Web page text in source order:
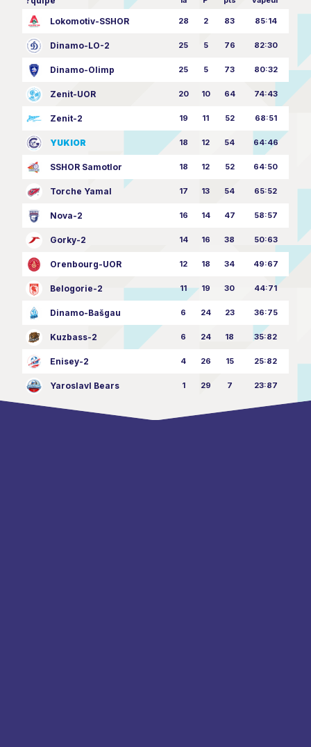
Lokomotiv-SSHOR 28 2 83 85:14
Dinamo-LO-2 25 5 76 82:30
Dinamo-Olimp 25 5 73 80:32
Zenit-UOR 20 10 64 74:43
Zenit-2 19 11 52 68:51
YUKIOR 18 12 54 64:46
SSHOR Samotlor 18 12 52 64:50
Torche Yamal 17 13 54 65:52
Nova-2 16 14 47 58:57
Gorky-2 14 16 38 50:63
Orenbourg-UOR 12 18 34 49:67
Belogorie-2 11 19 30 44:71
Dinamo-Bašgau 6 24 23 36:75
Kuzbass-2 6 24 18 35:82
Enisey-2 4 26 15 25:82
Yaroslavl Bears 1 29 7 23:87